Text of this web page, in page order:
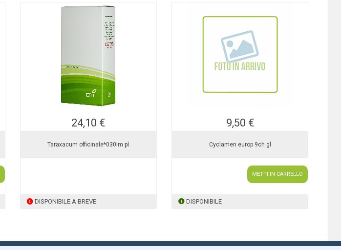
24,10 €
Taraxacum officinale*030lm pl
DISPONIBILE A BREVE
9,50 €
Cyclamen europ 9ch gl
METTI IN CARRELLO
DISPONIBILE